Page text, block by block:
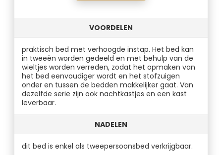
VOORDELEN
praktisch bed met verhoogde instap. Het bed kan
in tweeën worden gedeeld en met behulp van de
wieltjes worden verreden, zodat het opmaken van
het bed eenvoudiger wordt en het stofzuigen
onder en tussen de bedden makkelijker gaat. Van
dezelfde serie zijn ook nachtkastjes en een kast
leverbaar.
NADELEN
dit bed is enkel als tweepersoonsbed verkrijgbaar.